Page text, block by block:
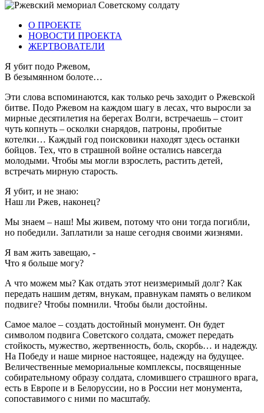
О ПРОЕКТЕ
НОВОСТИ ПРОЕКТА
ЖЕРТВОВАТЕЛИ
Я убит подо Ржевом,
В безымянном болоте…
Эти слова вспоминаются, как только речь заходит о Ржевской
битве. Подо Ржевом на каждом шагу в лесах, что выросли за
мирные десятилетия на берегах Волги, встречаешь – стоит
чуть копнуть – осколки снарядов, патроны, пробитые
котелки… Каждый год поисковики находят здесь останки
бойцов. Тех, что в страшной войне остались навсегда
молодыми. Чтобы мы могли взрослеть, растить детей,
встречать мирную старость.
Я убит, и не знаю:
Наш ли Ржев, наконец?
Мы знаем – наш! Мы живем, потому что они тогда погибли,
но победили. Заплатили за наше сегодня своими жизнями.
Я вам жить завещаю, -
Что я больше могу?
А что можем мы? Как отдать этот неизмеримый долг? Как
передать нашим детям, внукам, правнукам память о великом
подвиге? Чтобы помнили. Чтобы были достойны.
Самое малое – создать достойный монумент. Он будет
символом подвига Советского солдата, сможет передать
стойкость, мужество, жертвенность, боль, скорбь… и надежду.
На Победу и наше мирное настоящее, надежду на будущее.
Величественные мемориальные комплексы, посвященные
собирательному образу солдата, сломившего страшного врага,
есть в Европе и в Белоруссии, но в России нет монумента,
сопоставимого с ними по масштабу.